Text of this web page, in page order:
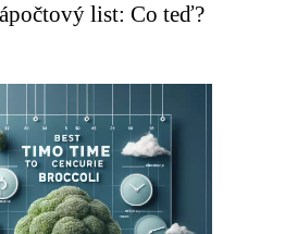
list: Co teď?